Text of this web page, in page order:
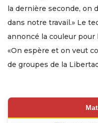
la dernière seconde,
dans notre travail.» Le
annoncé la couleur pour
«On espère et on veut
de groupes de la